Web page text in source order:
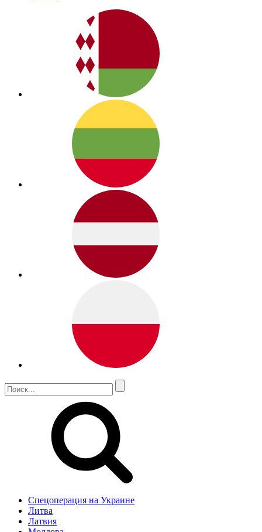
Спецоперация на Украине
Литва
Латвия